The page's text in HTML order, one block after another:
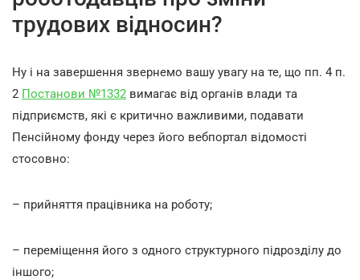
трудових відносин?
Ну і на завершення звернемо вашу увагу на те, що пп. 4 п.
2 Постанови №1332 вимагає від органів влади та
підприємств, які є критично важливими, подавати
Пенсійному фонду через його вебпортал відомості
стосовно:
– прийняття працівника на роботу;
– переміщення його з одного структурного підрозділу до
іншого;